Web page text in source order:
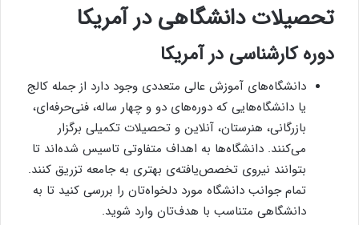
تحصیلات دانشگاهی در آمریکا
دوره کارشناسی در آمریکا
دانشگاه‌های آموزش عالی متعددی وجود دارد از جمله کالج
یا دانشگاه‌هایی که دوره‌های دو و چهار ساله، فنی‌حرفه‌ای،
بازرگانی، هنرستان، آنلاین و تحصیلات تکمیلی برگزار
می‌کنند. دانشگاه‌ها به اهداف متفاوتی تاسیس شده‌اند تا
بتوانند نیروی تخصص‌یافته‌ی بهتری به جامعه تزریق کنند.
تمام جوانب دانشگاه مورد دلخواه‌تان را بررسی کنید تا به
دانشگاهی متناسب با هدف‌تان وارد شوید.